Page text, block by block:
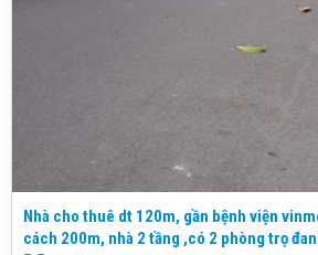
Nhà cho thuê dt 120m, gần bệnh viện
cách 200m, nhà 2 tầng ,có 2 phòng trọ